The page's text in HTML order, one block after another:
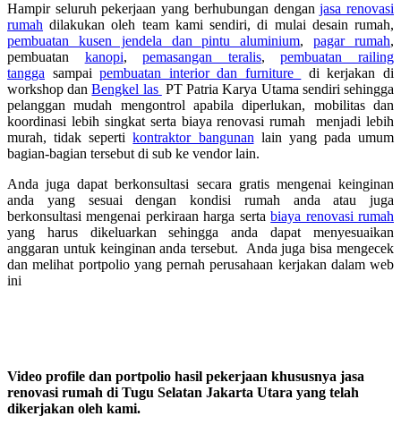
Hampir seluruh pekerjaan yang berhubungan denganjasa renovasi
rumah dilakukan oleh team kami sendiri, di mulai desain rumah,
pembuatan kusen jendela dan pintu aluminium,pagar rumah,
pembuatan kanopi,pemasangan teralis,pembuatan railing
tangga sampaipembuatan interior dan furniture
di kerjakan di
workshop danBengkel las PT Patria Karya Utama sendiri sehingga
pelanggan mudah mengontrol apabila diperlukan, mobilitas dan
koordinasi lebih singkat serta biaya renovasi rumah menjadi lebih
murah, tidak sepertikontraktor bangunan lain yang pada umum
bagian-bagian tersebut di sub ke vendor lain.
Anda juga dapat berkonsultasi secara gratis mengenai keinginan
anda yang sesuai dengan kondisi rumah anda atau juga
berkonsultasi mengenai perkiraan harga sertabiaya renovasi rumah
yang harus dikeluarkan sehingga anda dapat menyesuaikan
anggaran untuk keinginan anda tersebut. Anda juga bisa mengecek
dan melihat portpolio yang pernah perusahaan kerjakan dalam web
ini
Video profile dan portpolio hasil pekerjaan khususnya jasa
renovasi rumah di Tugu Selatan Jakarta Utara yang telah
dikerjakan oleh kami.